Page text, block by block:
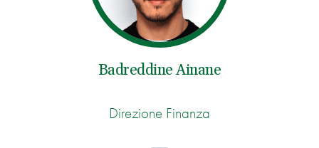
Badreddine Ainane
Direzione Finanza